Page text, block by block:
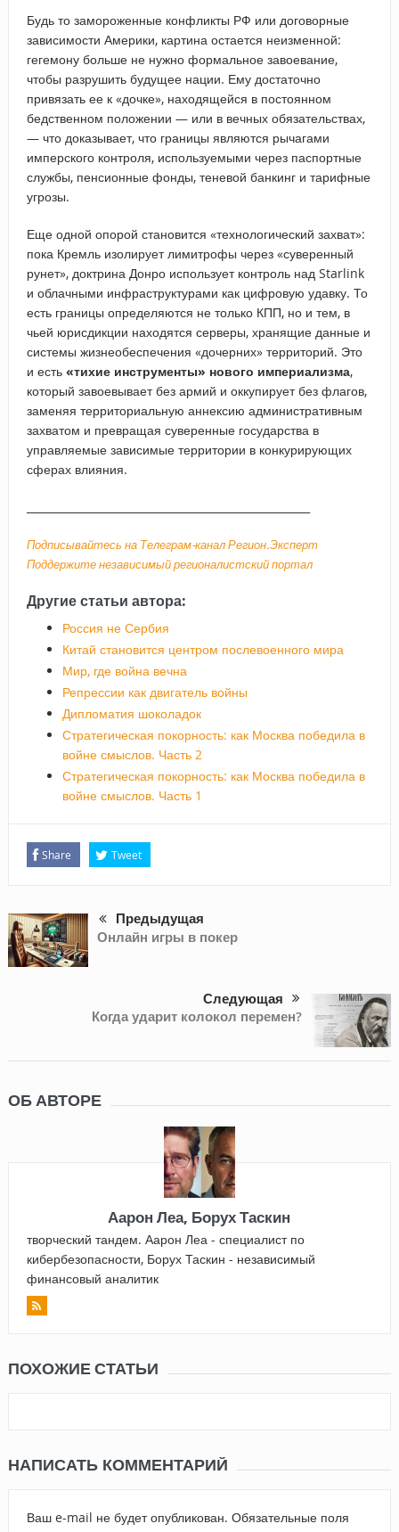
Будь то замороженные конфликты РФ или договорные
зависимости Америки, картина остается неизменной:
гегемону больше не нужно формальное завоевание,
чтобы разрушить будущее нации. Ему достаточно
привязать ее к «дочке», находящейся в постоянном
бедственном положении — или в вечных обязательствах,
— что доказывает, что границы являются рычагами
имперского контроля, используемыми через паспортные
службы, пенсионные фонды, теневой банкинг и тарифные
угрозы.
Еще одной опорой становится «технологический захват»:
пока Кремль изолирует лимитрофы через «суверенный
рунет», доктрина Донро использует контроль над Starlink
и облачными инфраструктурами как цифровую удавку. То
есть границы определяются не только КПП, но и тем, в
чьей юрисдикции находятся серверы, хранящие данные и
системы жизнеобеспечения «дочерних» территорий. Это
и есть «тихие инструменты» нового империализма,
который завоевывает без армий и оккупирует без флагов,
заменяя территориальную аннексию административным
захватом и превращая суверенные государства в
управляемые зависимые территории в конкурирующих
сферах влияния.
Подписывайтесь на Телеграм-канал Регион.Эксперт
Поддержите независимый регионалистский портал
Другие статьи автора:
Россия не Сербия
Китай становится центром послевоенного мира
Мир, где война вечна
Репрессии как двигатель войны
Дипломатия шоколадок
Стратегическая покорность: как Москва победила в
войне смыслов. Часть 2
Стратегическая покорность: как Москва победила в
войне смыслов. Часть 1
Share Tweet
Предыдущая
Онлайн игры в покер
Следующая
Когда ударит колокол перемен?
ОБ АВТОРЕ
Аарон Леа, Борух Таскин
творческий тандем. Аарон Леа - специалист по
кибербезопасности, Борух Таскин - независимый
финансовый аналитик
ПОХОЖИЕ СТАТЬИ
НАПИСАТЬ КОММЕНТАРИЙ
Ваш e-mail не будет опубликован. Обязательные поля